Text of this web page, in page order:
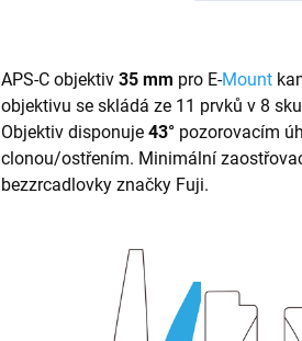
APS-C objektiv 35 mm pro E-Mount
objektivu se skládá ze 11 prvků v 8
Objektiv disponuje 43° pozorovacím
clonou/ostřením. Minimální
bezzrcadlovky značky Fuji.